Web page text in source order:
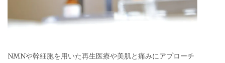
NMNや幹細胞を用いた再生医療や美肌と痛みにアプローチ